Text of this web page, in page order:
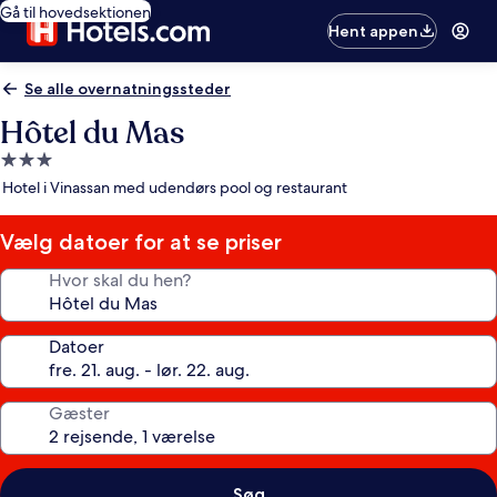
Gå til hovedsektionen
Hent appen
Se alle overnatningssteder
Hôtel du Mas
3.0-
stjernet
Hotel i Vinassan med udendørs pool og restaurant
Vælg datoer for at se priser
Hvor skal du hen?
Datoer
Gæster